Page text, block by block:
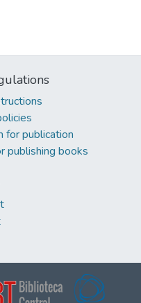
for publication
publishing books